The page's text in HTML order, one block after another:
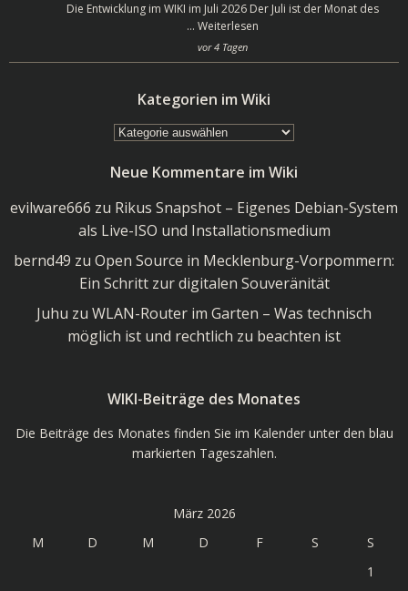
Die Entwicklung im WIKI im Juli 2026 Der Juli ist der Monat des
… Weiterlesen
vor 4 Tagen
Kategorien im Wiki
Kategorien
Wiki
Neue Kommentare im Wiki
evilware666 zu Rikus Snapshot – Eigenes Debian-System
als Live-ISO und Installationsmedium
bernd49 zu Open Source in Mecklenburg-Vorpommern:
Ein Schritt zur digitalen Souveränität
Juhu zu WLAN-Router im Garten – Was technisch
möglich ist und rechtlich zu beachten ist
WIKI-Beiträge des Monates
Die Beiträge des Monates finden Sie im Kalender unter den blau
markierten Tageszahlen.
März 2026
M
D M D F S
S
1